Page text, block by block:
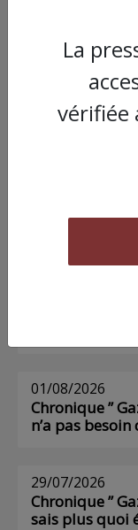
01/08/2026
Chronique ”
n’a pas
29/07/2026
Chronique ”
sais plus quoi
La
vérifiée